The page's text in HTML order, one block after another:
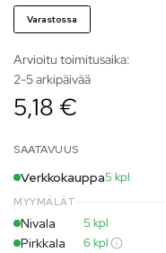
Varastossa
Arvioitu toimitusaika:
2-5 arkipäivää
5,18 €
SAATAVUUS
Verkkokauppa5 kpl
MYYMÄLÄT
Nivala 5 kpl
Pirkkala 6 kpl